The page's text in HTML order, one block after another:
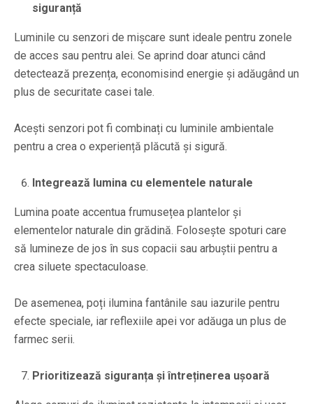
siguranță
Luminile cu senzori de mișcare sunt ideale pentru zonele
de acces sau pentru alei. Se aprind doar atunci când
detectează prezența, economisind energie și adăugând un
plus de securitate casei tale.
Acești senzori pot fi combinați cu luminile ambientale
pentru a crea o experiență plăcută și sigură.
Integrează lumina cu elementele naturale
Lumina poate accentua frumusețea plantelor și
elementelor naturale din grădină. Folosește spoturi care
să lumineze de jos în sus copacii sau arbuștii pentru a
crea siluete spectaculoase.
De asemenea, poți ilumina fantânile sau iazurile pentru
efecte speciale, iar reflexiile apei vor adăuga un plus de
farmec serii.
Prioritizează siguranța și întreținerea ușoară